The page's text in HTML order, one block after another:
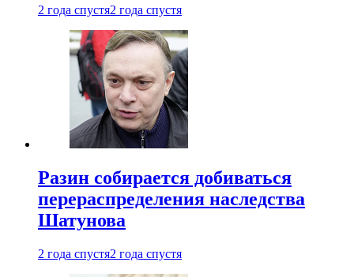
2 года спустя2 года спустя
Разин собирается добиваться
перераспределения наследства
Шатунова
2 года спустя2 года спустя